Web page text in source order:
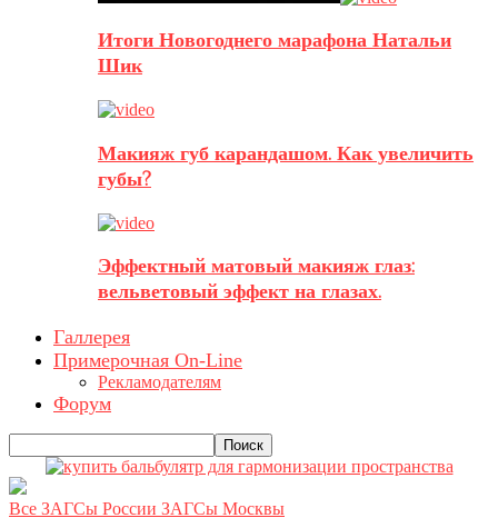
Итоги Новогоднего марафона Натальи
Шик
Макияж губ карандашом. Как увеличить
губы?
Эффектный матовый макияж глаз:
вельветовый эффект на глазах.
Галлерея
Примерочная On-Line
Рекламодателям
Форум
Все ЗАГСы России ЗАГСы Москвы